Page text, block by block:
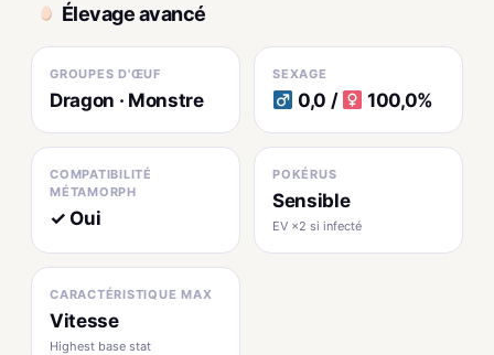
Élevage avancé
GROUPES D'ŒUF
Dragon · Monstre
SEXAGE
0,0 / 100,0%
COMPATIBILITÉ
MÉTAMORPH
✓ Oui
POKÉRUS
Sensible
EV ×2 si infecté
CARACTÉRISTIQUE MAX
Vitesse
Highest base stat